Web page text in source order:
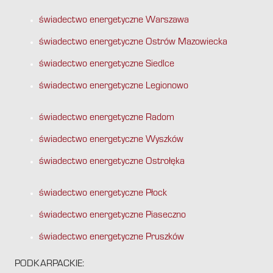
świadectwo energetyczne Warszawa
świadectwo energetyczne Ostrów Mazowiecka
świadectwo energetyczne Siedlce
świadectwo energetyczne Legionowo
świadectwo energetyczne Radom
świadectwo energetyczne Wyszków
świadectwo energetyczne Ostrołęka
świadectwo energetyczne Płock
świadectwo energetyczne Piaseczno
świadectwo energetyczne Pruszków
PODKARPACKIE: